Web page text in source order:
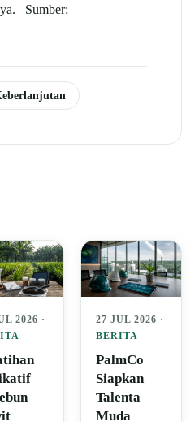
Sumber:
2026 ·
27 JUL 2026 ·
BERITA
PalmCo
Siapkan
Talenta
Muda